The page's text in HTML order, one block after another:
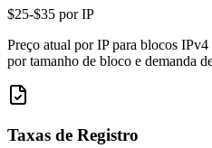
$25-$35 por IP
Preço atual por IP para blocos
por tamanho de bloco e demanda
Taxas de Registro